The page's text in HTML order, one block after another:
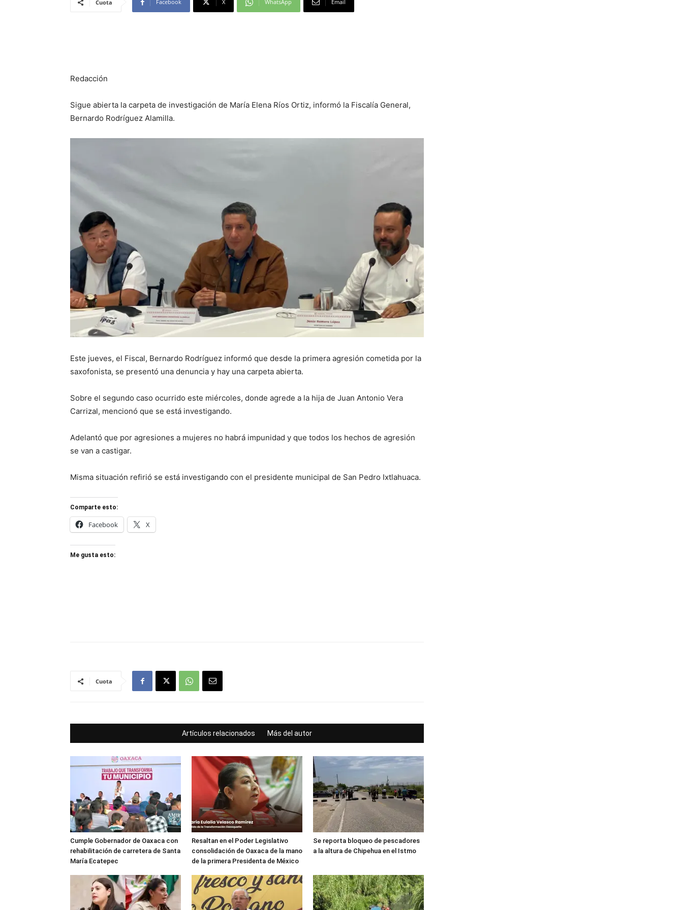
Cuota Facebook X WhatsApp Email
Redacción
Sigue abierta la carpeta de investigación de María Elena Ríos Ortiz, informó la Fiscalía General,
Bernardo Rodríguez Alamilla.
Este jueves, el Fiscal, Bernardo Rodríguez informó que desde la primera agresión cometida por la
saxofonista, se presentó una denuncia y hay una carpeta abierta.
Sobre el segundo caso ocurrido este miércoles, donde agrede a la hija de Juan Antonio Vera
Carrizal, mencionó que se está investigando.
Adelantó que por agresiones a mujeres no habrá impunidad y que todos los hechos de agresión
se van a castigar.
Misma situación refirió se está investigando con el presidente municipal de San Pedro Ixtlahuaca.
Comparte esto:
Facebook X
Me gusta esto:
Cuota
Artículos relacionados Más del autor
Cumple Gobernador de Oaxaca con
rehabilitación de carretera de Santa
María Ecatepec
Resaltan en el Poder Legislativo
consolidación de Oaxaca de la mano
de la primera Presidenta de México
Se reporta bloqueo de pescadores
a la altura de Chipehua en el Istmo